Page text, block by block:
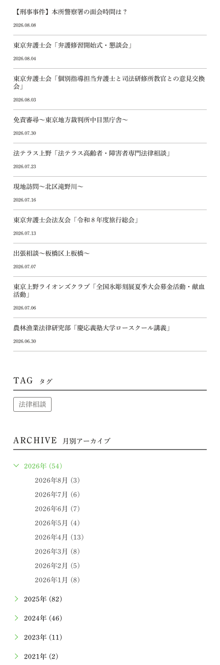
【刑事事件】本所警察署の面会時間は？
2026.08.08
東京弁護士会「弁護修習開始式・懇談会」
2026.08.04
東京弁護士会「個別指導担当弁護士と司法研修所教官との意見交換
会」
2026.08.03
免責審尋～東京地方裁判所中目黒庁舎～
2026.07.30
法テラス上野「法テラス高齢者・障害者専門法律相談」
2026.07.23
現地訪問～北区滝野川～
2026.07.16
東京弁護士会法友会「令和８年度旅行総会」
2026.07.13
出張相談～板橋区上板橋～
2026.07.07
東京上野ライオンズクラブ「全国氷彫刻展夏季大会募金活動・献血
活動」
2026.07.06
農林漁業法律研究部「慶応義塾大学ロースクール講義」
2026.06.30
TAG タグ
法律相談
ARCHIVE 月別アーカイブ
2026年 (54)
2026年8月 (3)
2026年7月 (6)
2026年6月 (7)
2026年5月 (4)
2026年4月 (13)
2026年3月 (8)
2026年2月 (5)
2026年1月 (8)
2025年 (82)
2024年 (46)
2023年 (11)
2021年 (2)